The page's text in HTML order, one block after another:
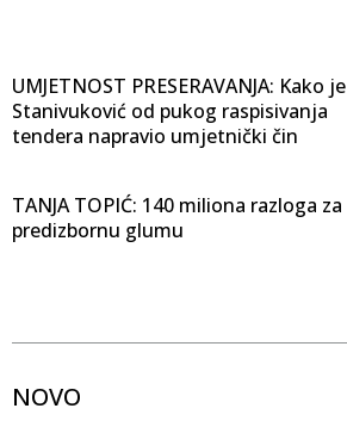
UMJETNOST PRESERAVANJA: Kako je
Stanivuković od pukog raspisivanja
tendera napravio umjetnički čin
TANJA TOPIĆ: 140 miliona razloga za
predizbornu glumu
NOVO